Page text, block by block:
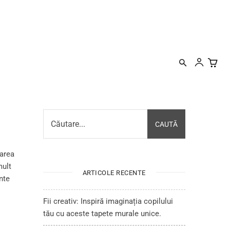
MORE
Căutare... CAUTĂ
ARTICOLE RECENTE
Fii creativ: Inspiră imaginația copilului
tău cu aceste tapete murale unice.